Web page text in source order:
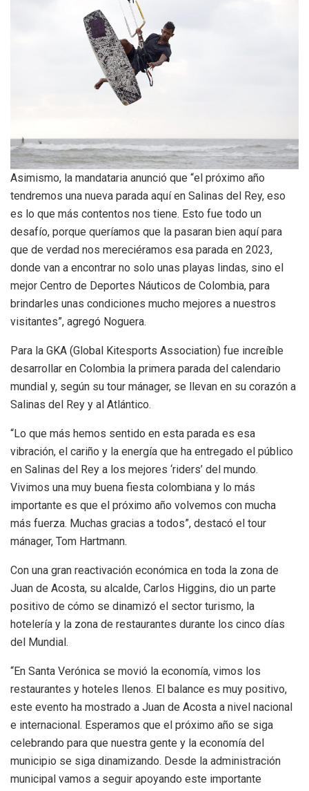
Asimismo, la mandataria anunció que “el próximo año
tendremos una nueva parada aquí en Salinas del Rey, eso
es lo que más contentos nos tiene. Esto fue todo un
desafío, porque queríamos que la pasaran bien aquí para
que de verdad nos mereciéramos esa parada en 2023,
donde van a encontrar no solo unas playas lindas, sino el
mejor Centro de Deportes Náuticos de Colombia, para
brindarles unas condiciones mucho mejores a nuestros
visitantes”, agregó Noguera.
Para la GKA (Global Kitesports Association) fue increíble
desarrollar en Colombia la primera parada del calendario
mundial y, según su tour mánager, se llevan en su corazón a
Salinas del Rey y al Atlántico.
“Lo que más hemos sentido en esta parada es esa
vibración, el cariño y la energía que ha entregado el público
en Salinas del Rey a los mejores ‘riders’ del mundo.
Vivimos una muy buena fiesta colombiana y lo más
importante es que el próximo año volvemos con mucha
más fuerza. Muchas gracias a todos”, destacó el tour
mánager, Tom Hartmann.
Con una gran reactivación económica en toda la zona de
Juan de Acosta, su alcalde, Carlos Higgins, dio un parte
positivo de cómo se dinamizó el sector turismo, la
hotelería y la zona de restaurantes durante los cinco días
del Mundial.
“En Santa Verónica se movió la economía, vimos los
restaurantes y hoteles llenos. El balance es muy positivo,
este evento ha mostrado a Juan de Acosta a nivel nacional
e internacional. Esperamos que el próximo año se siga
celebrando para que nuestra gente y la economía del
municipio se siga dinamizando. Desde la administración
municipal vamos a seguir apoyando este importante